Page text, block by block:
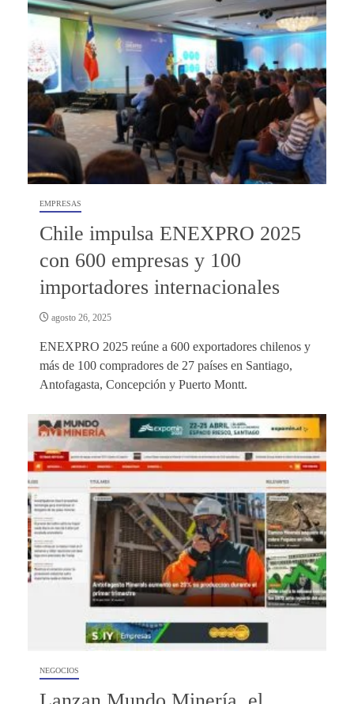
EMPRESAS
Chile impulsa ENEXPRO 2025
con 600 empresas y 100
importadores internacionales
agosto 26, 2025
ENEXPRO 2025 reúne a 600 exportadores chilenos y
más de 100 compradores de 27 países en Santiago,
Antofagasta, Concepción y Puerto Montt.
NEGOCIOS